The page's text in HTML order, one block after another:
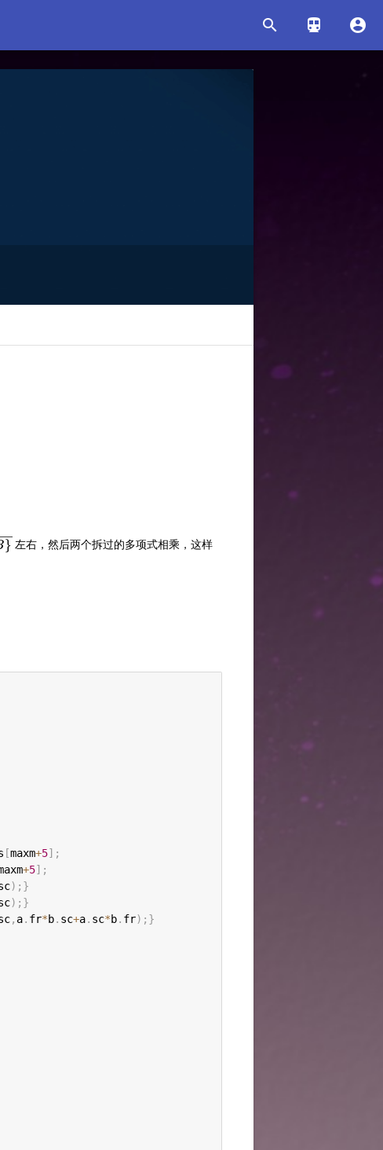
  
} 左右，然后两个拆过的多项式相乘，这样
[maxm+5] ;
+5] ;
) ; }
) ; }
, a. fr*b. sc+a. sc*b. fr) ; }